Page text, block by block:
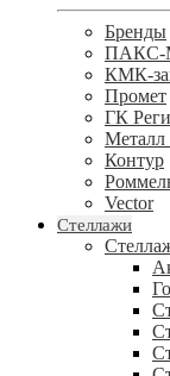
Бренды
ПАКС-
КМК-
Промет
ГК
Металл
Контур
Vector
Стеллажи